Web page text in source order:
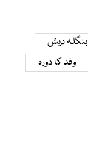
بنگلہ دیش
وفد کا دورہ